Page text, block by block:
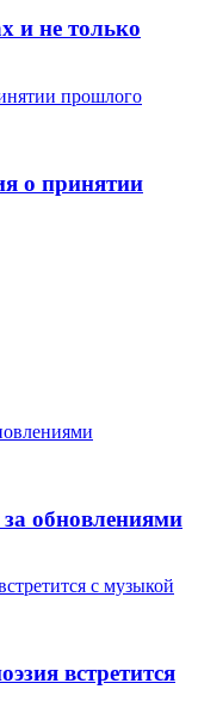
и не только
о принятии
обновлениями
встретится